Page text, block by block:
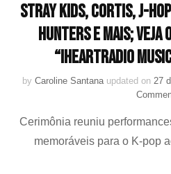
Stray Kids, CORTIS, j-
Hunters e mais; veja
“iHeartRadio
by Caroline Santana updated on 27
Cerimônia reuniu
memoráveis para o K-pop